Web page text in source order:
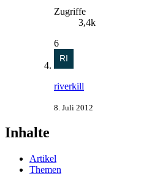
Zugriffe
3,4k
6
riverkill
8. Juli 2012
Inhalte
Artikel
Themen